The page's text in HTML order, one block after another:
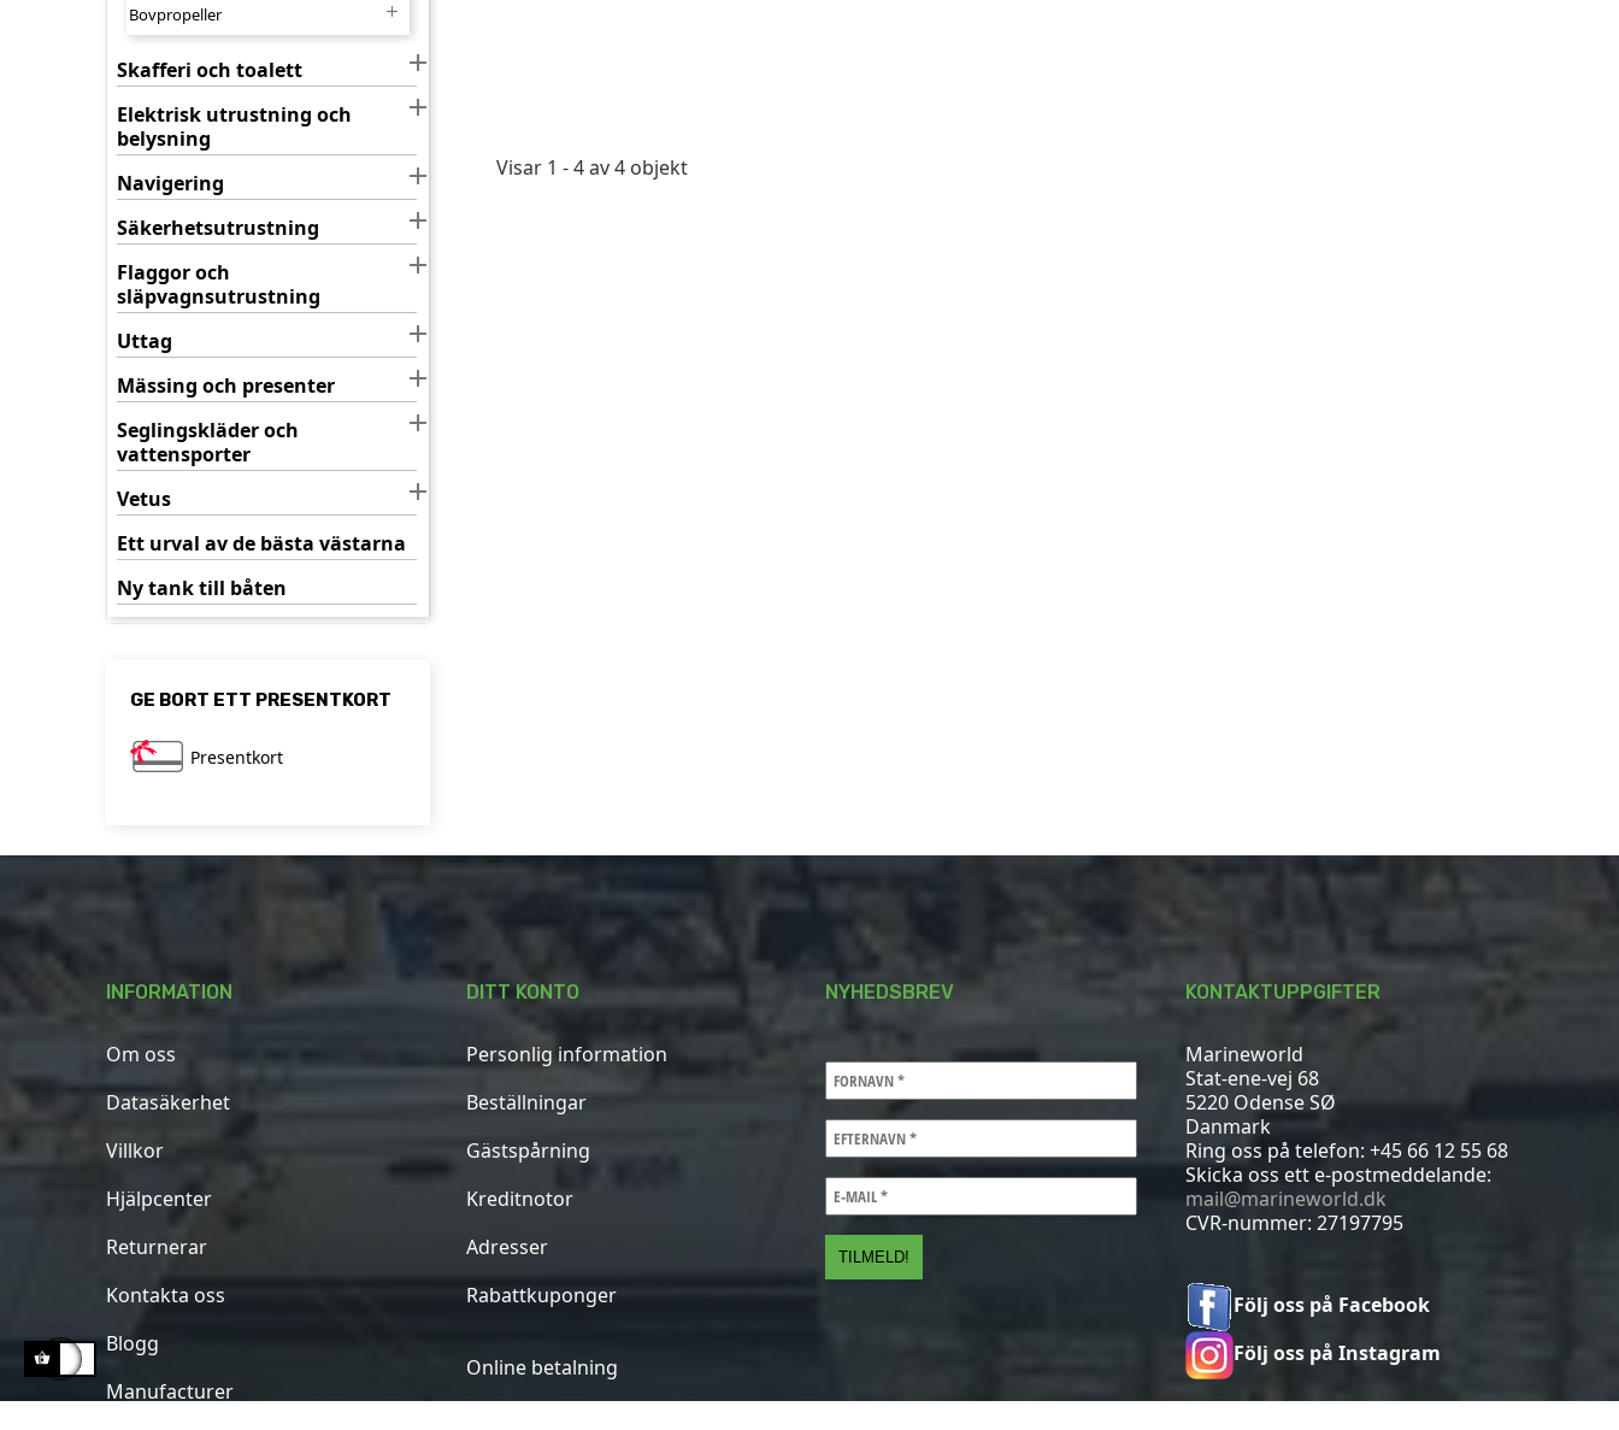
Bovpropeller 
Skafferi och toalett 
Elektrisk utrustning och
belysning

Navigering 
Säkerhetsutrustning 
Flaggor och
släpvagnsutrustning

Uttag 
Mässing och presenter 
Seglingskläder och
vattensporter

Vetus 
Ett urval av de bästa västarna
Ny tank till båten
GE BORT ETT PRESENTKORT
Presentkort
Visar 1 - 4 av 4 objekt
INFORMATION
Om oss
Datasäkerhet
Villkor
Hjälpcenter
Returnerar
Kontakta oss
Blogg
Manufacturer
DITT KONTO
Personlig information
Beställningar
Gästspårning
Kreditnotor
Adresser
Rabattkuponger
Online betalning
NYHEDSBREV KONTAKTUPPGIFTER
Marineworld
Stat-ene-vej 68
5220 Odense SØ
Danmark
Ring oss på telefon: +45 66 12 55 68
Skicka oss ett e-postmeddelande:
mail@marineworld.dk
CVR-nummer: 27197795
Följ oss på Facebook
Följ oss på Instagram